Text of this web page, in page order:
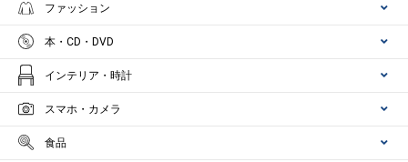
ファッション
本・CD・DVD
インテリア・時計
スマホ・カメラ
食品